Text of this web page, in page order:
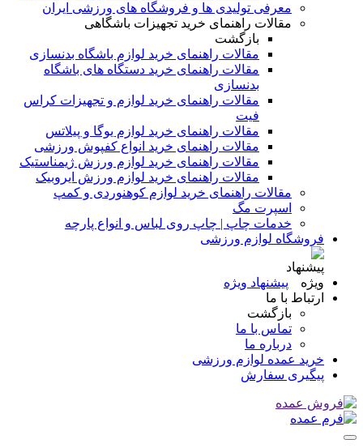
معرفی تولیدی ها و فروشگاه های ورزشی ایران
مقالات راهنمای خرید تجهیزات باشگاهی
بازگشت
مقالات راهنمای خرید لوازم باشگاه بدنسازی
مقالات راهنمای خرید دستگاه های باشگاه
بدنسازی
مقالات راهنمای خرید لوازم و تجهیزات کراس
فیت
مقالات راهنمای خرید لوازم یوگا و پیلاتس
مقالات راهنمای خرید انواع کفپوش ورزشی
مقالات راهنمای خرید لوازم ورزش ژیمناستیک
مقالات راهنمای خرید لوازم ورزش ایروبیک
مقالات راهنمای خرید لوازم کوهنوردی و کمپ
اسپرت مگ
خدمات چاپ | چاپ روی لباس و انواع پارچه
فروشگاه لوازم ورزشی
پیشنهاد ویژه
ارتباط با ما
بازگشت
تماس با ما
درباره ما
خرید عمده لوازم ورزشی
پیگیری سفارش